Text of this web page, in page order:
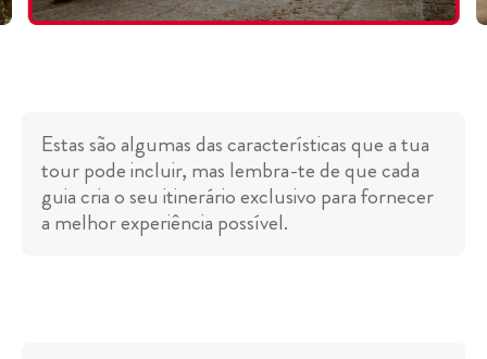
Estas são algumas das características que a tua
tour pode incluir, mas lembra-te de que cada
guia cria o seu itinerário exclusivo para fornecer
a melhor experiência possível.